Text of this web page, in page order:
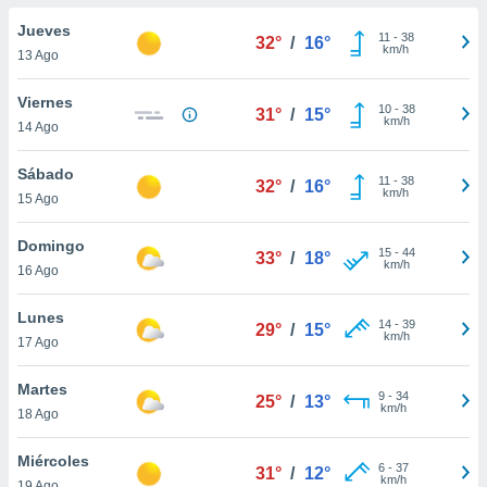
en
y
disponible
cookies
aceptar
Jueves
13 Ago
32° / 16° 11 - 38
km/h
Viernes
14 Ago
31° / 15° 10- 38
km/h
Sábado
15 Ago
32° / 16° 11 - 38
km/h
Domingo
16 Ago
33° / 18° 15- 44
km/h
Lunes
17 Ago
29° / 15° 14- 39
km/h
Martes
18 Ago
25° / 13° 9- 34
km/h
Miércoles
31° / 12° 6- 37
km/h